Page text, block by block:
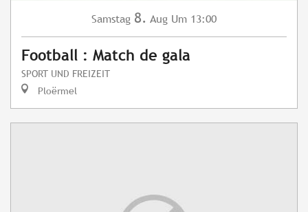
Samstag 8. Aug Um 13:00
Football : Match de gala
SPORT UND FREIZEIT
Ploërmel